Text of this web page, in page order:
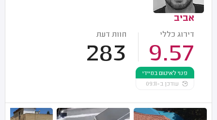
אביב
דירוג כללי
9.57
חוות דעת
283
פנוי לאיטום במיידי
עודכן ב-09:11